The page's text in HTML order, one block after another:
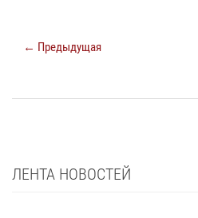
← Предыдущая
ЛЕНТА НОВОСТЕЙ